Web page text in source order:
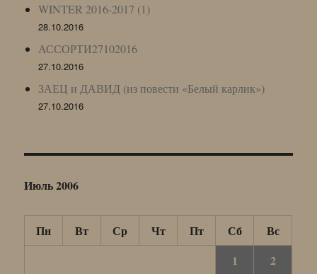
WINTER 2016-2017 (1)
28.10.2016
АССОРТИ27102016
27.10.2016
ЗАЕЦ и ДАВИД (из повести «Белый карлик»)
27.10.2016
Июль 2006
Пн Вт Ср Чт Пт Сб
Вс
1
2